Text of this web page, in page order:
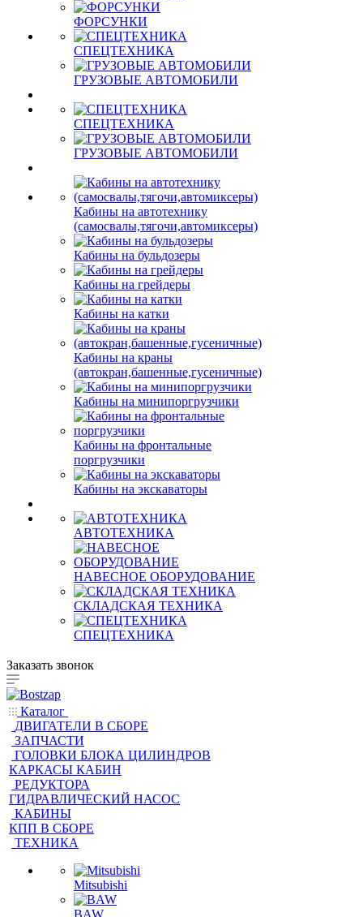
ФОРСУНКИ
СПЕЦТЕХНИКА
ГРУЗОВЫЕ АВТОМОБИЛИ
СПЕЦТЕХНИКА
ГРУЗОВЫЕ АВТОМОБИЛИ
Кабины на автотехнику
(самосвалы,тягочи,автомиксеры)
Кабины на бульдозеры
Кабины на грейдеры
Кабины на катки
Кабины на краны
(автокран,башенные,гусеничные)
Кабины на минипоргрузчики
Кабины на фронтальные
поргрузчики
Кабины на экскаваторы
АВТОТЕХНИКА
НАВЕСНОЕ ОБОРУДОВАНИЕ
СКЛАДСКАЯ ТЕХНИКА
СПЕЦТЕХНИКА
Заказать звонок
Каталог
ДВИГАТЕЛИ В СБОРЕ
ЗАПЧАСТИ
ГОЛОВКИ БЛОКА ЦИЛИНДРОВ
КАРКАСЫ КАБИН
РЕДУКТОРА
ГИДРАВЛИЧЕСКИЙ НАСОС
КАБИНЫ
КПП В СБОРЕ
ТЕХНИКА
Mitsubishi
BAW